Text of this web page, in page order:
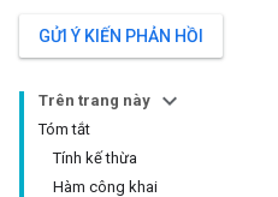
GỬI Ý KIẾN PHẢN HỒI
Trên trang này
Tóm tắt
Tính kế thừa
Hàm công khai